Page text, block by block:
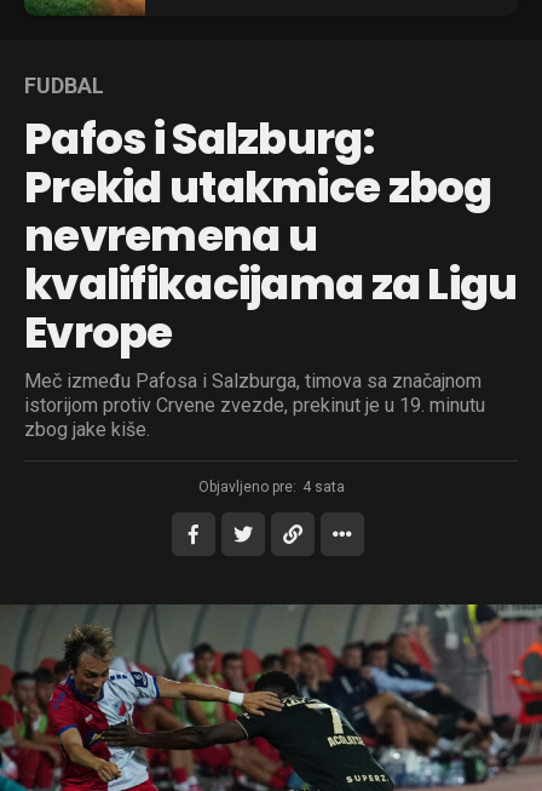
FUDBAL
Pafos i Salzburg:
Prekid utakmice zbog
nevremena u
kvalifikacijama za Ligu
Evrope
Meč između Pafosa i Salzburga, timova sa značajnom
istorijom protiv Crvene zvezde, prekinut je u 19. minutu
zbog jake kiše.
Objavljeno pre: 4 sata